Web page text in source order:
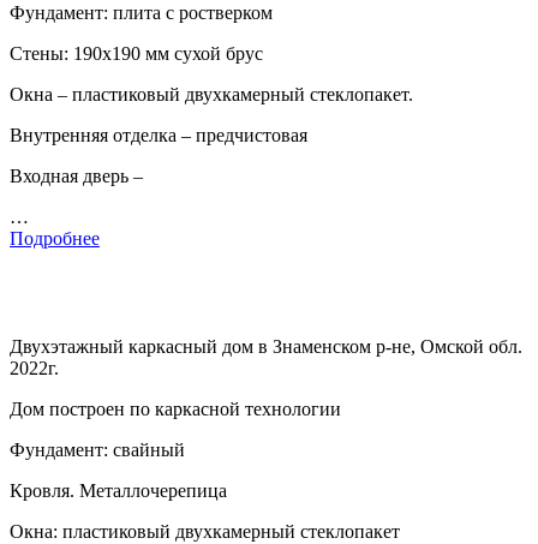
Фундамент: плита с ростверком
Стены: 190х190 мм сухой брус
Окна – пластиковый двухкамерный стеклопакет.
Внутренняя отделка – предчистовая
Входная дверь –
…
Подробнее
Двухэтажный каркасный дом в Знаменском р-не, Омской обл.
2022г.
Дом построен по каркасной технологии
Фундамент: свайный
Кровля. Металлочерепица
Окна: пластиковый двухкамерный стеклопакет